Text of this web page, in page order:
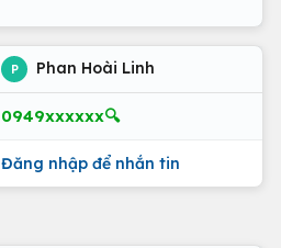
P Phan Hoài Linh
0949xxxxxx🔍
Đăng nhập để nhắn tin